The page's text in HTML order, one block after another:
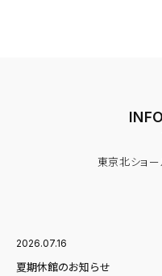
東京北ショ
2026.07.16
夏期休館のお知らせ